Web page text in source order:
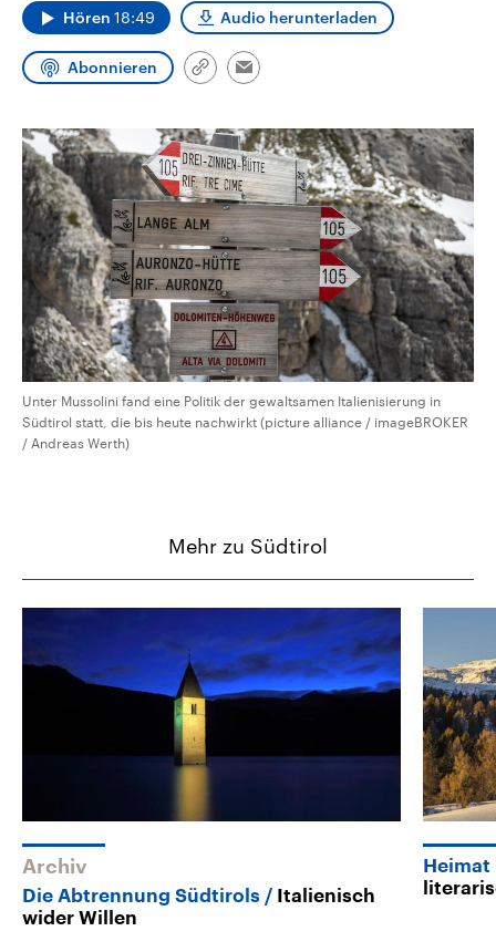
Wahlprogramme, aktuelle Berichte
und Hintergründe zu den Parteien
Wahl.
Sendungen Programm Podcasts
Audio-Archiv
Hören 18:49 Audio herunterladen
Abonnieren
Link
Email
Unter Mussolini fand eine Politik der gewaltsamen Italienisierung in
Südtirol statt, die bis heute nachwirkt (picture alliance / imageBROKER
/ Andreas Werth)
Mehr zu Südtirol
Archiv
Die Abtrennung Südtirols
Italienisch
wider Willen